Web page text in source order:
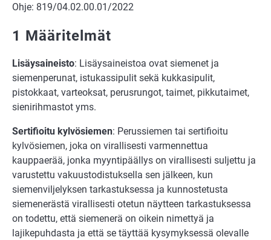
Ohje: 819/04.02.00.01/2022
1 Määritelmät
Lisäysaineisto: Lisäysaineistoa ovat siemenet ja
siemenperunat, istukassipulit sekä kukkasipulit,
pistokkaat, varteoksat, perusrungot, taimet, pikkutaimet,
sienirihmastot yms.
Sertifioitu kylvösiemen: Perussiemen tai sertifioitu
kylvösiemen, joka on virallisesti varmennettua
kauppaerää, jonka myyntipäällys on virallisesti suljettu ja
varustettu vakuustodistuksella sen jälkeen, kun
siemenviljelyksen tarkastuksessa ja kunnostetusta
siemenerästä virallisesti otetun näytteen tarkastuksessa
on todettu, että siemenerä on oikein nimettyä ja
lajikepuhdasta ja että se täyttää kysymyksessä olevalle